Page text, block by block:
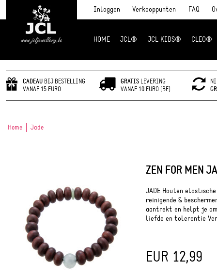
Inloggen Verkooppunten FAQ
HOME JCL® JCL KIDS® CLEO®
CADEAU BIJ BESTELLING
VANAF 15 EURO
GRATISLEVERING
VANAF 10 EURO (BE)
Home Jade
ZEN FOR MEN
JADE Houten
reinigende &
aantrekt en helpt je
liefde en tolerantie
EUR 12,99